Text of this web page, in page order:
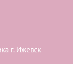
г. Ижевск